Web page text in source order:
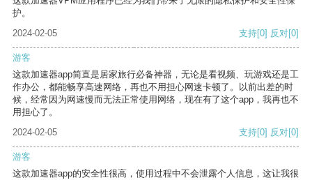
护。
2024-02-05
支持[0] 反对[0]
游客
这款加速器app简直是居家旅行必备神器，无论是看视频、玩游戏还是工
作办公，都能畅享高速网络，再也不用担心网速卡顿了。以前出差的时
候，经常因为网速慢而无法正常使用网络，现在有了这个app，我再也不
用担心了。
2024-02-05
支持[0] 反对[0]
游客
这款加速器app的安全性很高，使用过程中不会泄露个人信息，这让我很